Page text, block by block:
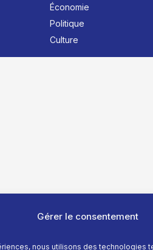
Gérer le consentement
nous utilisons des technologies
Économie
Politique
Culture